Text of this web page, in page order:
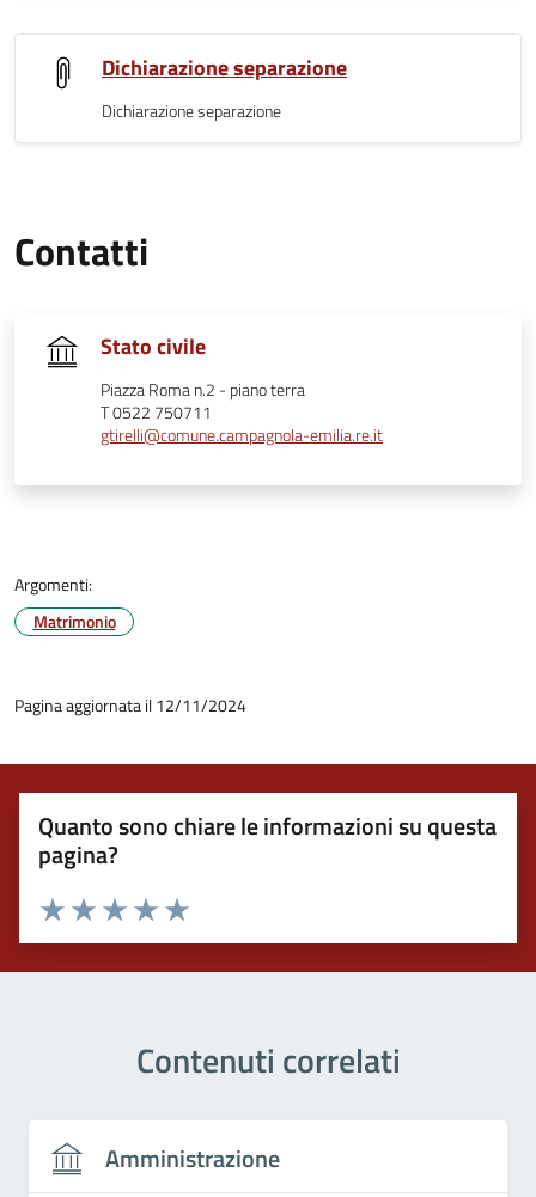
Dichiarazione separazione
Dichiarazione separazione
Contatti
Stato civile
Piazza Roma n.2 - piano terra
T 0522 750711
gtirelli@comune.campagnola-emilia.re.it
Argomenti:
Matrimonio
Pagina aggiornata il 12/11/2024
Quanto sono chiare le informazioni su questa
pagina?
Valuta 5 stelle su 5
Valuta 4 stelle su 5
Valuta 3 stelle su 5
Valuta 2 stelle su 5
Valuta 1 stelle su 5
Contenuti correlati
Amministrazione